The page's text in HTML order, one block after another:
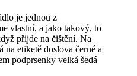
je jednou z
vlastní, a jako takový, to
přijde na čištění. Na
na etiketě doslova černé a
podprsenky velká šedá